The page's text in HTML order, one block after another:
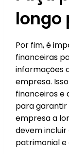
longo
Por fim, é
financeiras
informações
empresa.
financeiros e
para garantir
empresa a
devem incluir
patrimonial